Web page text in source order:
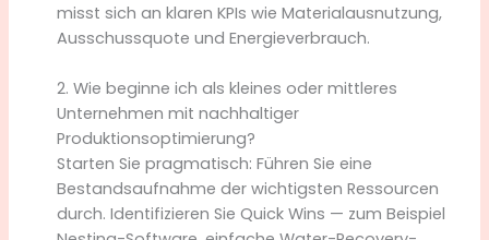
misst sich an klaren KPIs wie Materialausnutzung,
Ausschussquote und Energieverbrauch.
2. Wie beginne ich als kleines oder mittleres
Unternehmen mit nachhaltiger
Produktionsoptimierung?
Starten Sie pragmatisch: Führen Sie eine
Bestandsaufnahme der wichtigsten Ressourcen
durch. Identifizieren Sie Quick Wins — zum Beispiel